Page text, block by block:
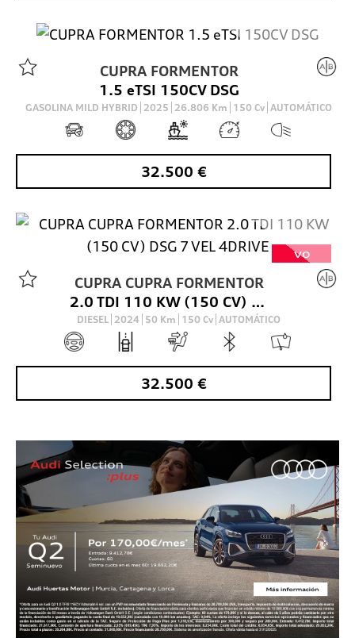
CUPRA FORMENTOR
1.5 eTSI 150CV DSG
GASOLINA MILD HYBRID 2025 26.806 Km 150 Cv AUTOMÁTICO
32.500 €
VO
CUPRA CUPRA FORMENTOR
2.0 TDI 110 KW (150 CV) DSG 7 VEL 4DRIVE
DIESEL 2024 50 Km 150 Cv AUTOMÁTICO
32.500 €